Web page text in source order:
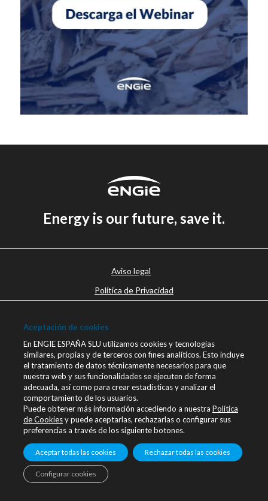
Energy is our future, save it.
Aviso legal
Política de Privacidad
Únete a nosotros
Blog ENGIE
Sala de Prensa
Contacto
engie.com
Linkedin
Aceptación de cookies
En ENGIE ESPAÑA SLU utilizamos cookies y tecnologías
similares, propias y de terceros con fines analíticos. Esto incluye
el tratamiento de datos técnicamente necesarios para que
nuestra web y sus funcionalidades se ejecuten de forma
adecuada, así como para crear estadísticas y analizar el
comportamiento de los usuarios.
Puede obtener más información accediendo a nuestra Política
de Cookiesy puede aceptarlas, rechazarlas o configurar sus
preferencias a través de los siguiente botones.
Aceptar todas las cookies Rechazar todas las cookies
Configurar cookies